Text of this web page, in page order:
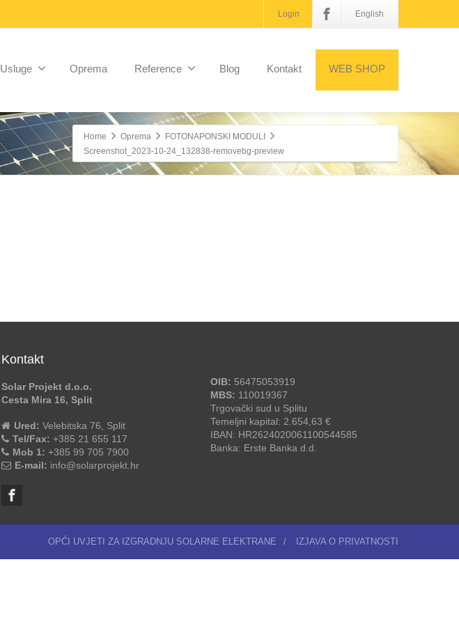
Login English
Usluge Oprema Reference Blog Kontakt WEB SHOP
Home Oprema
FOTONAPONSKI MODULI
Screenshot_2023-10-24_132838-removebg-preview
Kontakt
Solar Projekt d.o.o.
Cesta Mira 16, Split
Ured: Velebitska 76, Split
Tel/Fax: +385 21 655 117
Mob 1: +385 99 705 7900
E-mail: info@solarprojekt.hr
OIB: 56475053919
MBS: 110019367
Trgovački sud u Splitu
Temeljni kapital: 2.654,63 €
IBAN: HR2624020061100544585
Banka: Erste Banka d.d.
OPĆI UVJETI ZA IZGRADNJU SOLARNE ELEKTRANE / IZJAVA O PRIVATNOSTI